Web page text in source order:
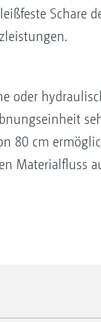
Schare
oder
80 cm
Materialfluss